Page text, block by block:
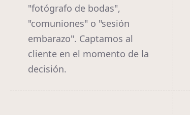
"fotógrafo de bodas",
"comuniones" o "sesión
embarazo". Captamos al
cliente en el momento de la
decisión.